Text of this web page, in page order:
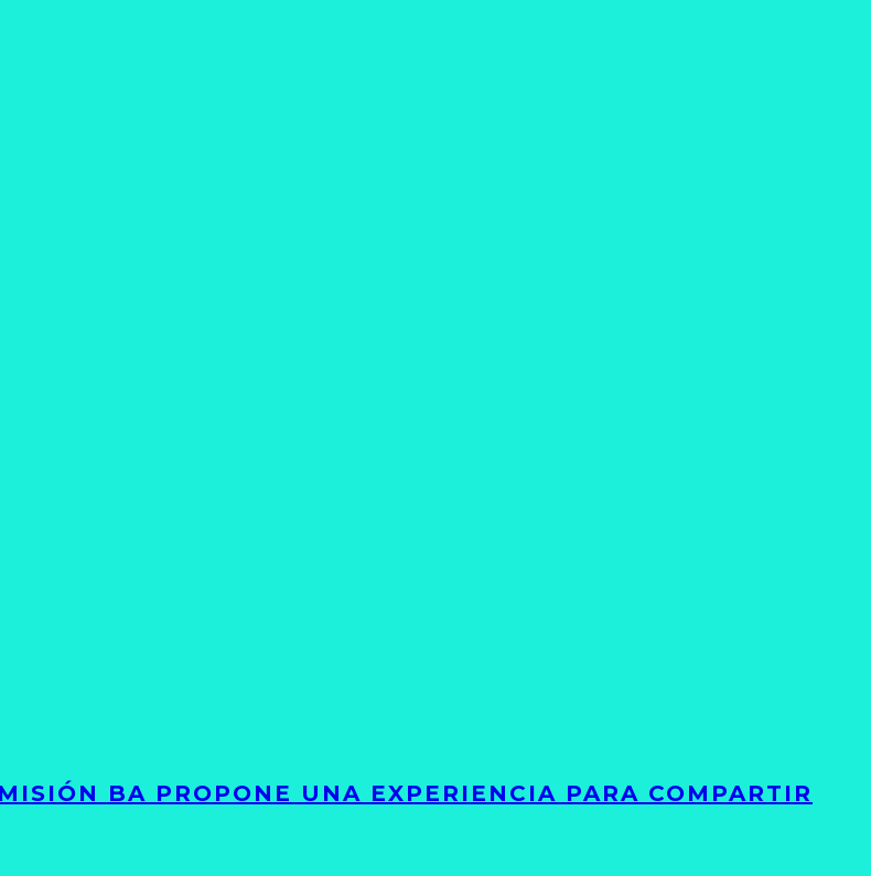
BA PROPONE UNA EXPERIENCIA PARA COMPARTIR